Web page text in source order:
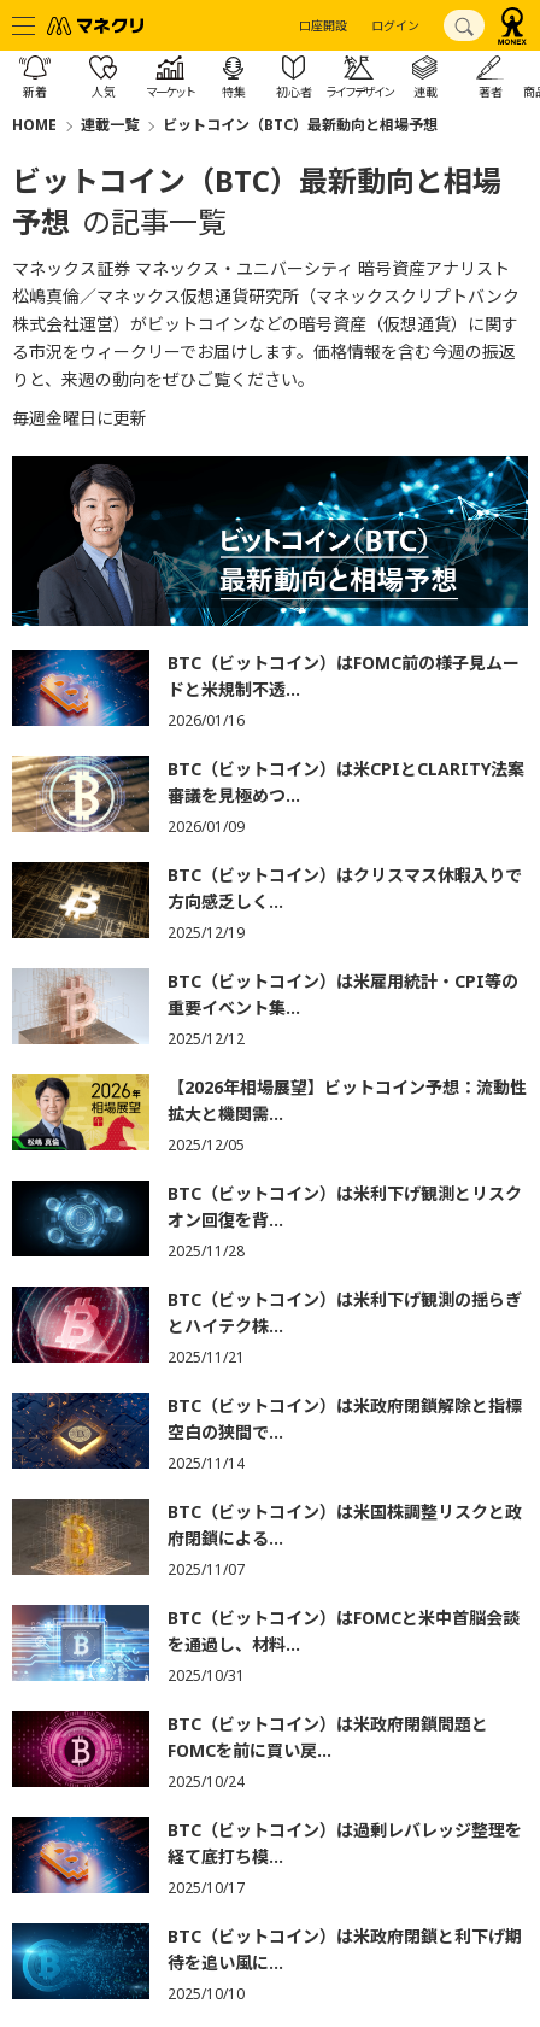
口座開設 ログイン
新着 人気 マーケット 特集 初心者 ライフデザイン 連載 著者 商
HOME 連載一覧 ビットコイン（BTC）最新動向と相場予想
ビットコイン（BTC）最新動向と相場
予想 の記事一覧
マネックス証券 マネックス・ユニバーシティ 暗号資産アナリスト
松嶋真倫／マネックス仮想通貨研究所（マネックスクリプトバンク
株式会社運営）がビットコインなどの暗号資産（仮想通貨）に関す
る市況をウィークリーでお届けします。価格情報を含む今週の振返
りと、来週の動向をぜひご覧ください。
毎週金曜日に更新
BTC（ビットコイン）はFOMC前の様子見ムー
ドと米規制不透...
2026/01/16
BTC（ビットコイン）は米CPIとCLARITY法案
審議を見極めつ...
2026/01/09
BTC（ビットコイン）はクリスマス休暇入りで
方向感乏しく...
2025/12/19
BTC（ビットコイン）は米雇用統計・CPI等の
重要イベント集...
2025/12/12
【2026年相場展望】ビットコイン予想：流動性
拡大と機関需...
2025/12/05
BTC（ビットコイン）は米利下げ観測とリスク
オン回復を背...
2025/11/28
BTC（ビットコイン）は米利下げ観測の揺らぎ
とハイテク株...
2025/11/21
BTC（ビットコイン）は米政府閉鎖解除と指標
空白の狭間で...
2025/11/14
BTC（ビットコイン）は米国株調整リスクと政
府閉鎖による...
2025/11/07
BTC（ビットコイン）はFOMCと米中首脳会談
を通過し、材料...
2025/10/31
BTC（ビットコイン）は米政府閉鎖問題と
FOMCを前に買い戻...
2025/10/24
BTC（ビットコイン）は過剰レバレッジ整理を
経て底打ち模...
2025/10/17
BTC（ビットコイン）は米政府閉鎖と利下げ期
待を追い風に...
2025/10/10